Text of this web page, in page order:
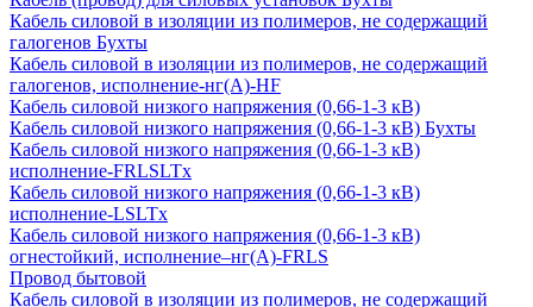
Кабель силовой в изоляции из полимеров, не содержащий
галогенов Бухты
Кабель силовой в изоляции из полимеров, не содержащий
галогенов, исполнение-нг(А)-HF
Кабель силовой низкого напряжения (0,66-1-3 кВ)
Кабель силовой низкого напряжения (0,66-1-3 кВ) Бухты
Кабель силовой низкого напряжения (0,66-1-3 кВ)
исполнение-FRLSLTx
Кабель силовой низкого напряжения (0,66-1-3 кВ)
исполнение-LSLTx
Кабель силовой низкого напряжения (0,66-1-3 кВ)
огнестойкий, исполнение–нг(А)-FRLS
Провод бытовой
Кабель силовой в изоляции из полимеров, не содержащий